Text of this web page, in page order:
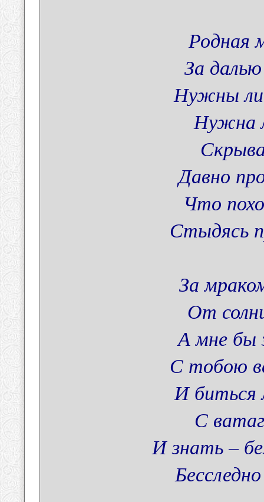
Родная
За
Нужны ли
Нужна
Давно
Что
Стыдясь
За
От
А мне бы
С тобою
И биться
С
И знать –